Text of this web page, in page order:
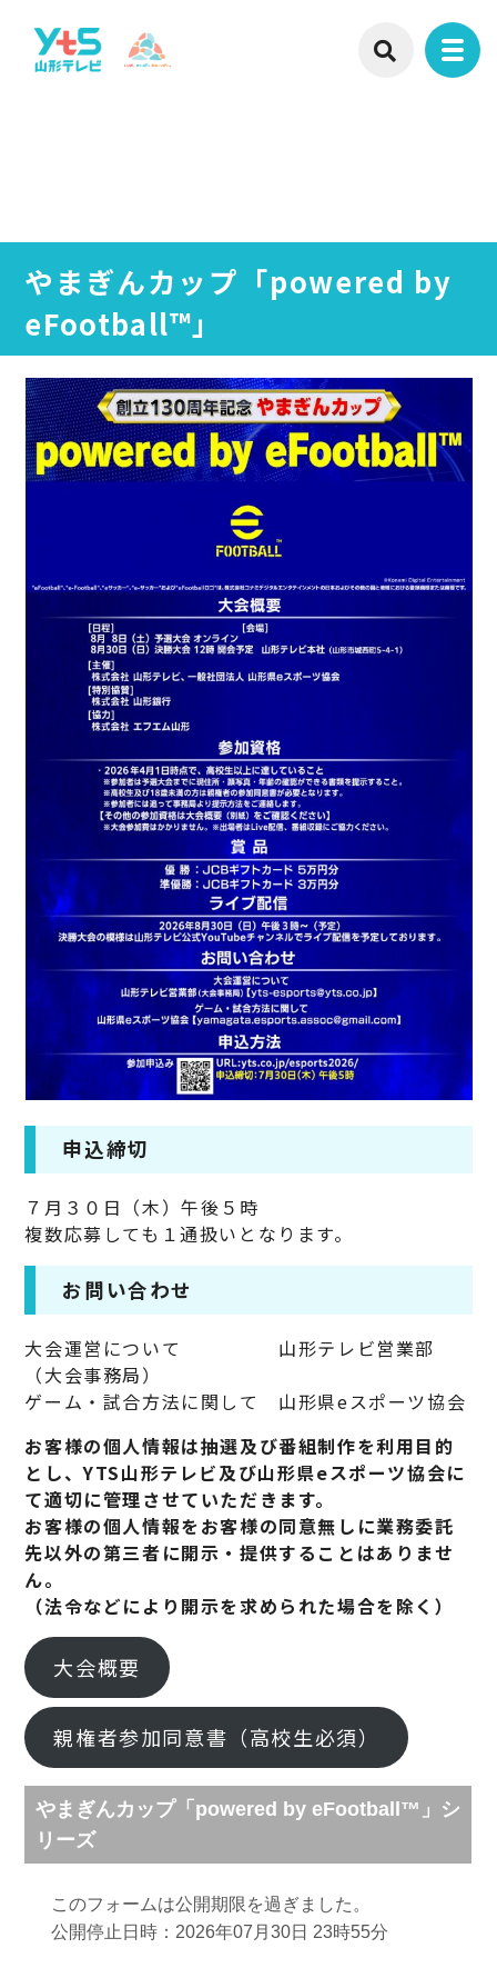
やまぎんカップ「powered by
eFootball™」
申込締切
７月３０日（木）午後５時
複数応募しても１通扱いとなります。
お問い合わせ
大会運営について 山形テレビ営業部
（大会事務局）
ゲーム・試合方法に関して 山形県eスポーツ協会
お客様の個人情報は抽選及び番組制作を利用目的
とし、YTS山形テレビ及び山形県eスポーツ協会に
て適切に管理させていただきます。
お客様の個人情報をお客様の同意無しに業務委託
先以外の第三者に開示・提供することはありませ
ん。
（法令などにより開示を求められた場合を除く）
大会概要
親権者参加同意書（高校生必須）